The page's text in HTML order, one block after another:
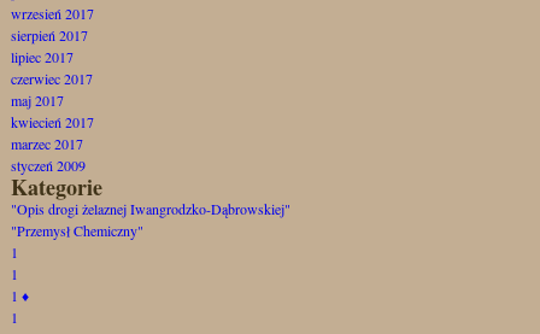
wrzesień 2017
sierpień 2017
lipiec 2017
czerwiec 2017
maj 2017
kwiecień 2017
marzec 2017
styczeń 2009
Kategorie
"Opis drogi żelaznej Iwangrodzko-Dąbrowskiej"
"Przemysł Chemiczny"
1
1
1 ♦
1